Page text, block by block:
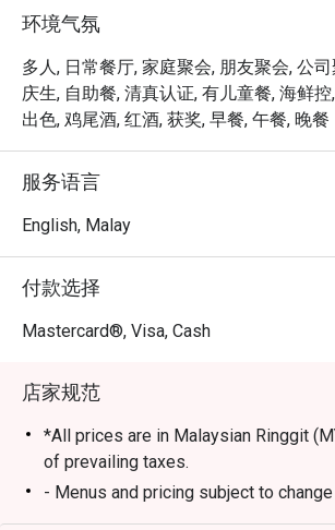
盛宴，让您在一个晚上就能从香气四溢的
的日式刺身，一路品尝到经典的西式烤肉
飨宴，结合优雅舒适的用餐环境，让
为在地人与旅客心目中的顶级餐厅——一
就能尝遍世界风味的绝佳去处。
🍽️ 精选推荐
・冰镇生猛海鲜 | 汇集一系列诱人的现开
口。
浆与香料慢火细炖而成。
・沙爹即烤餐台 | 多汁的炭烤鸡肉与牛肉
块粒花生酱。
🥤 招牌饮品
・沁凉消暑的本地茶饮、热带果汁及无酒
合。
⭐ Google 评分：4.7 分（来自 1250 则评
环境气氛
多人, 日常餐厅, 家庭聚会, 朋友聚会, 公
庆生, 自助餐, 清真认证, 有儿童餐, 海鲜
出色, 鸡尾酒, 红酒, 获奖, 早餐, 午餐, 晚餐
服务语言
English, Malay
付款选择
Mastercard®, Visa, Cash
店家规范
*All prices are in Malaysian Ringgit
of prevailing taxes.
- Menus and pricing subject to
notice.